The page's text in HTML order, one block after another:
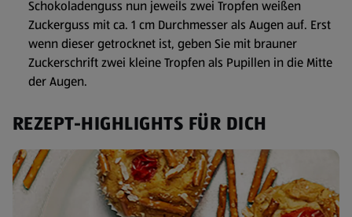
Schokoladenguss nun jeweils zwei Tropfen weißen
Zuckerguss mit ca. 1 cm Durchmesser als Augen auf. Erst
wenn dieser getrocknet ist, geben Sie mit brauner
Zuckerschrift zwei kleine Tropfen als Pupillen in die Mitte
der Augen.
REZEPT-HIGHLIGHTS FÜR DICH